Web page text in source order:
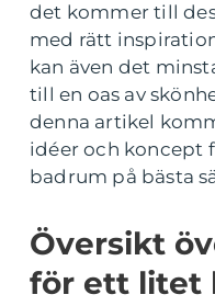
det kommer till
med rätt
kan även det
till en oas av
denna artikel
idéer och koncept
badrum på bästa
Översikt
för ett litet